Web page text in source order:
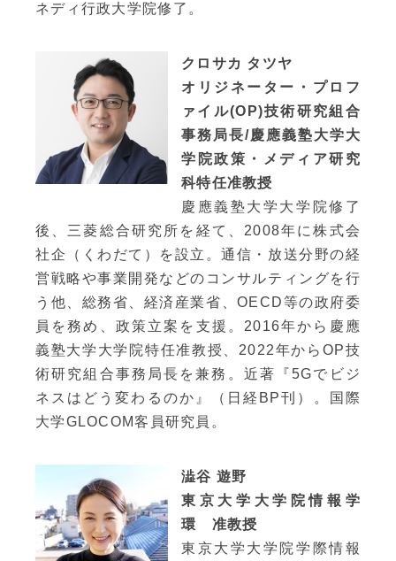
ネディ行政大学院修了。
クロサカ タツヤ
オリジネーター・プロフ
ァイル(OP)技術研究組合
事務局長/慶應義塾大学大
学院政策・メディア研究
科特任准教授
慶應義塾大学大学院修了
後、三菱総合研究所を経て、2008年に株式会
社企（くわだて）を設立。通信・放送分野の経
営戦略や事業開発などのコンサルティングを行
う他、総務省、経済産業省、OECD等の政府委
員を務め、政策立案を支援。2016年から慶應
義塾大学大学院特任准教授、2022年からOP技
術研究組合事務局長を兼務。近著『5Gでビジ
ネスはどう変わるのか』（日経BP刊）。国際
大学GLOCOM客員研究員。
澁谷 遊野
東京大学大学院情報学
環 准教授
東京大学大学院学際情報